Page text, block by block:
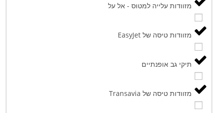
מזוודות עלייה למטוס - אל על
מזוודות טיסה של EasyJet
תיקי גב אופנתיים
מזוודות טיסה של Transavia